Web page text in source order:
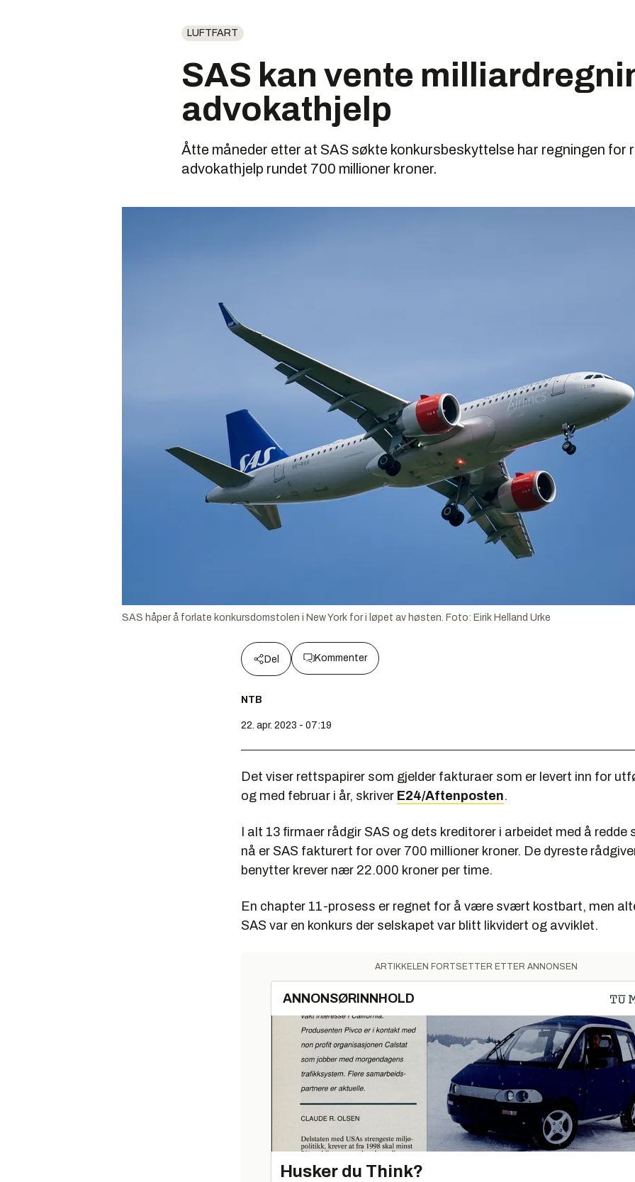
LUFTFART
SAS kan vente
advokathjelp
Åtte måneder etter at SAS søkte konkursbeskyttelse har regningen for
advokathjelp rundet 700 millioner kroner.
SAS håper å forlate konkursdomstolen i New York for i løpet av høsten. Foto: Eirik Helland Urke
Del Kommenter
NTB
22. apr. 2023 - 07:19
Det viser rettspapirer som gjelder fakturaer som er levert inn for
og med februar i år, skriver E24/Aftenposten.
I alt 13 firmaer rådgir SAS og dets kreditorer i arbeidet med å redde
nå er SAS fakturert for over 700 millioner kroner. De dyreste
benytter krever nær 22.000 kroner per time.
En chapter 11-prosess er regnet for å være svært kostbart, men
SAS var en konkurs der selskapet var blitt likvidert og avviklet.
ARTIKKELEN FORTSETTER ETTER ANNONSEN
ANNONSØRINNHOLD
Husker du Think?